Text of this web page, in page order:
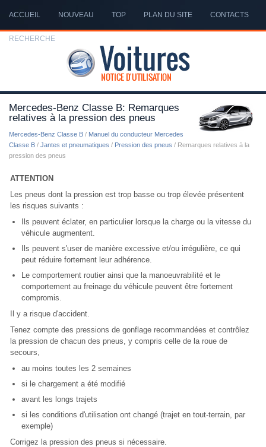
ACCUEIL NOUVEAU TOP PLAN DU SITE CONTACTS
RECHERCHE
Mercedes-Benz Classe B: Remarques
relatives à la pression des pneus
Mercedes-Benz Classe B / Manuel du conducteur Mercedes
Classe B / Jantes et pneumatiques / Pression des pneus / Remarques relatives à la
pression des pneus
ATTENTION
Les pneus dont la pression est trop basse ou trop élevée présentent
les risques suivants :
Ils peuvent éclater, en particulier lorsque la charge ou la vitesse du
véhicule augmentent.
Ils peuvent s'user de manière excessive et/ou irrégulière, ce qui
peut réduire fortement leur adhérence.
Le comportement routier ainsi que la manoeuvrabilité et le
comportement au freinage du véhicule peuvent être fortement
compromis.
Il y a risque d'accident.
Tenez compte des pressions de gonflage recommandées et contrôlez
la pression de chacun des pneus, y compris celle de la roue de
secours,
au moins toutes les 2 semaines
si le chargement a été modifié
avant les longs trajets
si les conditions d'utilisation ont changé (trajet en tout-terrain, par
exemple)
Corrigez la pression des pneus si nécessaire.